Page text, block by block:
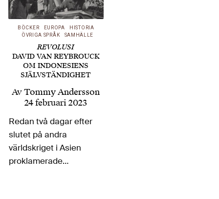
BÖCKER EUROPA
HISTORIA
ÖVRIGA SPRÅK
SAMHÄLLE
REVOLUSI
DAVID VAN REYBROUCK
OM INDONESIENS
SJÄLVSTÄNDIGHET
AvTommy Andersson
24 februari 2023
Redan två dagar efter
slutet på andra
världskriget i Asien
proklamerade